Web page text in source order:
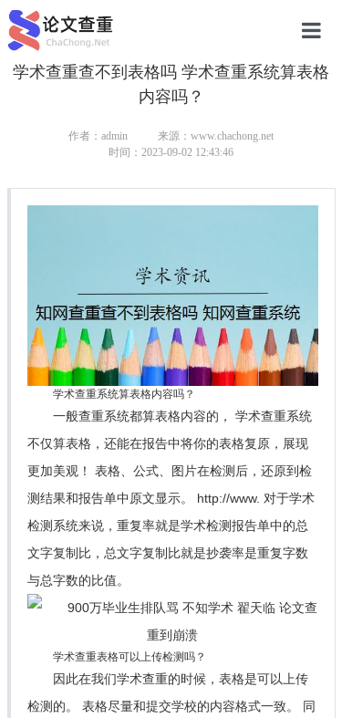
网站首页
本科论文
博士论文
学术查重查不到表格吗 学术查重系统算表格
内容吗？
作者：admin
来源：www.chachong.net
时间：2023-09-02 12:43:46
学术查重系统算表格内容吗？
一般查重系统都算表格内容的， 学术查重系统
不仅算表格，还能在报告中将你的表格复原，展现
更加美观！ 表格、公式、图片在检测后，还原到检
测结果和报告单中原文显示。 http://www. 对于学术
检测系统来说，重复率就是学术检测报告单中的总
文字复制比，总文字复制比就是抄袭率是重复字数
与总字数的比值。
学术查重表格可以上传检测吗？
因此在我们学术查重的时候，表格是可以上传
检测的。 表格尽量和提交学校的内容格式一致。 同